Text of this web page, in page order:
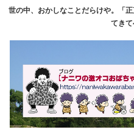
世の中、おかしなことだらけや。「
てきて